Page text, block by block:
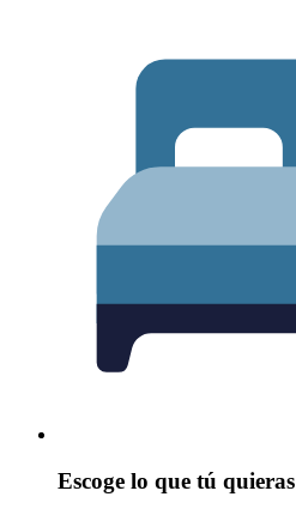
Escoge lo que tú quieras